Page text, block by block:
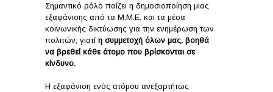
Σημαντικό ρόλο παίζει η δημοσιοποίηση μιας
εξαφάνισης από τα Μ.Μ.Ε. και τα μέσα
κοινωνικής δικτύωσης για την ενημέρωση των
πολιτών, γιατί η συμμετοχή όλων μας, βοηθά
να βρεθεί κάθε άτομο που βρίσκονται σε
κίνδυνο.
Η εξαφάνιση ενός ατόμου ανεξαρτήτως